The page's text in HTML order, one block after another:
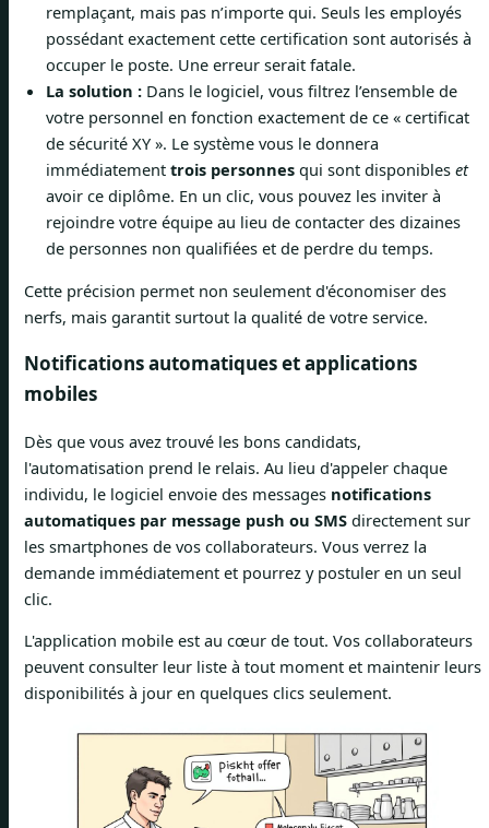
remplaçant, mais pas n’importe qui. Seuls les employés
possédant exactement cette certification sont autorisés à
occuper le poste. Une erreur serait fatale.
La solution : Dans le logiciel, vous filtrez l’ensemble de
votre personnel en fonction exactement de ce « certificat
de sécurité XY ». Le système vous le donnera
immédiatement trois personnes qui sont disponibles et
avoir ce diplôme. En un clic, vous pouvez les inviter à
rejoindre votre équipe au lieu de contacter des dizaines
de personnes non qualifiées et de perdre du temps.
Cette précision permet non seulement d'économiser des
nerfs, mais garantit surtout la qualité de votre service.
Notifications automatiques et applications
mobiles
Dès que vous avez trouvé les bons candidats,
l'automatisation prend le relais. Au lieu d'appeler chaque
individu, le logiciel envoie des messages notifications
automatiques par message push ou SMS directement sur
les smartphones de vos collaborateurs. Vous verrez la
demande immédiatement et pourrez y postuler en un seul
clic.
L'application mobile est au cœur de tout. Vos collaborateurs
peuvent consulter leur liste à tout moment et maintenir leurs
disponibilités à jour en quelques clics seulement.